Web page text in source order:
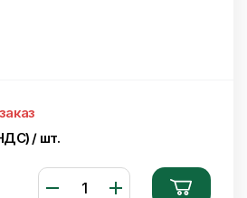
/ шт.